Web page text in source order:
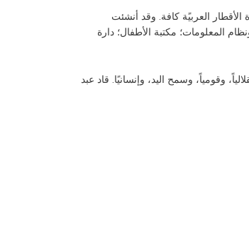
العربيًة كافة. وقد أنشئت
العامة ونظام المعلومات؛ مكتبة الأطفال؛ دارة
وقومياً، وسمح اليد، وإنسانيًا. قاد عبد